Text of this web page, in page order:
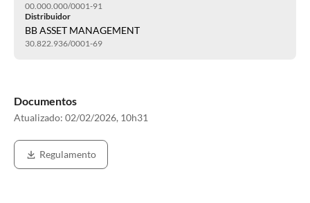
00.000.000/0001-91
Distribuidor
BB ASSET MANAGEMENT
30.822.936/0001-69
Documentos
Atualizado: 02/02/2026, 10h31
Regulamento